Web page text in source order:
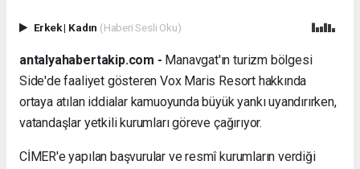
Erkek| Kadın (Haberi Sesli Oku)
antalyahabertakip.com - Manavgat'ın turizm bölgesi
Side'de faaliyet gösteren Vox Maris Resort hakkında
ortaya atılan iddialar kamuoyunda büyük yankı uyandırırken,
vatandaşlar yetkili kurumları göreve çağırıyor.
CİMER'e yapılan başvurular ve resmî kurumların verdiği